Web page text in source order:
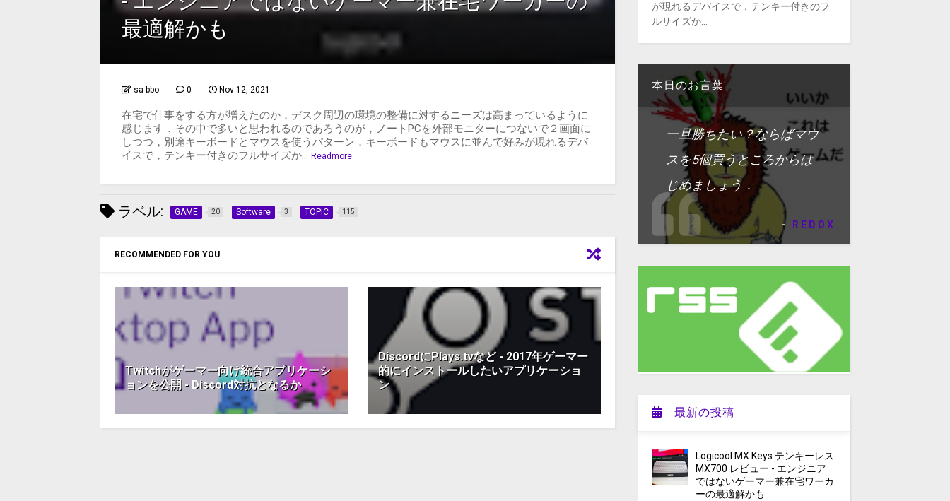
最適解かも
sa-bbo 0 Nov 12, 2021
在宅で仕事をする方が増えたのか，デスク周辺の環境の整備に対するニーズは高まっているように
感じます．その中で多いと思われるのであろうのが，ノートPCを外部モニターにつないで２画面に
しつつ，別途キーボードとマウスを使うパターン．キーボードもマウスに並んで好みが現れるデバ
イスで，テンキー付きのフルサイズか... Readmore
ラベル: GAME 20 Software 3 TOPIC 115
RECOMMENDED FOR YOU
Twitchがゲーマー向け統合アプリケーシ
ョンを公開 - Discord対抗となるか
DiscordにPlays.tvなど - 2017年ゲーマー
的にインストールしたいアプリケーショ
ン
が現れるデバイスで，テンキー付きのフ
ルサイズか...
本日のお言葉
一旦勝ちたい？ならばマウ
スを5個買うところからは
じめましょう．
- REDOX
最新の投稿
Logicool MX Keys テンキーレス
MX700 レビュー - エンジニア
ではないゲーマー兼在宅ワーカ
ーの最適解かも